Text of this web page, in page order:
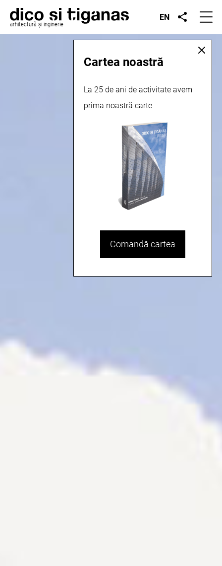
arhitectură și inginerie
EN
Cartea noastră
La 25 de ani de activitate avem
prima noastră carte
Comandă cartea